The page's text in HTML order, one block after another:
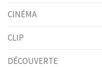
CINÉMA
CLIP
DÉCOUVERTE